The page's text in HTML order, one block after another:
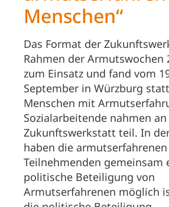
Menschen“
Das Format der
Rahmen der Armutswochen
zum Einsatz und fand vom
September in Würzburg
Menschen mit
Sozialarbeitende nahmen
Zukunftswerkstatt teil. In
haben die armutserfahrenen
Teilnehmenden gemeinsam
politische Beteiligung von
Armutserfahrenen möglich